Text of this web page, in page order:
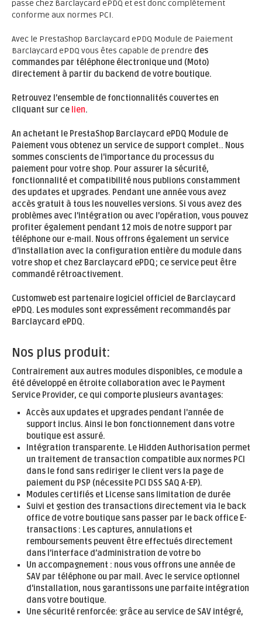
passe chez Barclaycard ePDQ et est donc complètement
conforme aux normes PCI.
Avec le PrestaShop Barclaycard ePDQ Module de Paiement
Barclaycard ePDQ vous êtes capable de prendre des
commandes par téléphone électronique und (Moto)
directement à partir du backend de votre boutique.
Retrouvez l’ensemble de fonctionnalités couvertes en
cliquant sur ce lien.
An achetant le PrestaShop Barclaycard ePDQ Module de
Paiement vous obtenez un service de support complet.. Nous
sommes conscients de l'importance du processus du
paiement pour votre shop. Pour assurer la sécurité,
fonctionnalité et compatibilité nous publions constamment
des updates et upgrades. Pendant une annéevous avez
accès gratuit à tous les nouvelles versions. Si vous avez des
problèmes avec l'intégration ou avec l'opération, vous pouvez
profiter également pendant 12 mois de notre support par
téléphone our e-mail. Nous offrons également un service
d'installation avec la configuration entière du module dans
votre shop et chez Barclaycard ePDQ; ce service peut être
commandé rétroactivement.
Customweb est partenaire logiciel officiel de Barclaycard
ePDQ. Les modules sont expressément recommandés par
Barclaycard ePDQ.
Nos plus produit:
Contrairement aux autres modules disponibles, ce module a
été développé en étroite collaboration avec le Payment
Service Provider, ce qui comporte plusieurs avantages:
Accès aux updates et upgrades pendant l'année de
support inclus. Ainsi le bon fonctionnement dans votre
boutique est assuré.
Intégration transparente. Le Hidden Authorisation permet
un traitement de transaction compatible aux normes PCI
dans le fond sans rediriger le client vers la page de
paiement du PSP (nécessite PCI DSS SAQ A-EP).
Modules certifiés et License sans limitation de durée
Suivi et gestion des transactions directement via le back
office de votre boutique sans passer par le back office E-
transactions : Les captures, annulations et
remboursements peuvent être effectués directement
dans l’interface d’administration de votre bo
Un accompagnement : nous vous offrons une année de
SAV par téléphone ou par mail. Avec le service optionnel
d'installation, nous garantissons une parfaite intégration
dans votre boutique.
Une sécurité renforcée: grâce au service de SAV intégré,